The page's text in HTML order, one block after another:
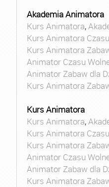
Akademia Animatora
Kurs Animatora,
Kurs Animatora
Kurs Animatora
Animator Czasu
Animator Zabaw dla
Kurs Animatora
Kurs Animatora
Kurs Animatora,
Kurs Animatora
Kurs Animatora
Animator Czasu
Animator Zabaw dla
Kurs Animatora